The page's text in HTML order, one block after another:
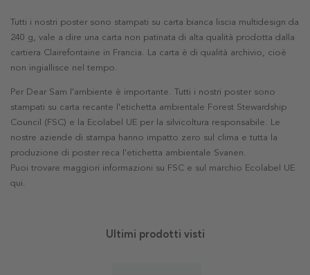
Tutti i nostri poster sono stampati su carta bianca liscia multidesign da
240 g, vale a dire una carta non patinata di alta qualità prodotta dalla
cartiera Clairefontaine in Francia. La carta è di qualità archivio, cioè
non ingiallisce nel tempo.
Per Dear Sam l'ambiente è importante. Tutti i nostri poster sono
stampati su carta recante l'etichetta ambientale Forest Stewardship
Council (FSC) e la Ecolabel UE per la silvicoltura responsabile. Le
nostre aziende di stampa hanno impatto zero sul clima e tutta la
produzione di poster reca l'etichetta ambientale Svanen.
Puoi trovare maggiori informazioni su FSC e sul marchio Ecolabel UE
qui.
Ultimi prodotti visti